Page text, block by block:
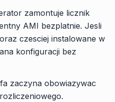
zamontuje licznik
AMI bezplatnie. Jesli
czesciej instalowane w
konfiguracji bez
zaczyna obowiazywac